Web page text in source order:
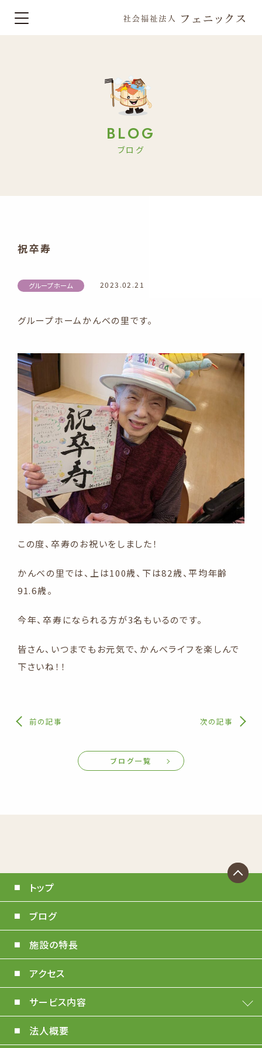
BLOG
ブログ
祝卒寿
グループホーム 2023.02.21
グループホームかんべの里です。
この度、卒寿のお祝いをしました！
かんべの里では、上は100歳、下は82歳、平均年齢
91.6歳。
今年、卒寿になられる方が3名もいるのです。
皆さん、いつまでもお元気で、かんべライフを楽しんで
下さいね！！
前の記事 次の記事
ブログ一覧
トップ
ブログ
施設の特長
アクセス
サービス内容
法人概要